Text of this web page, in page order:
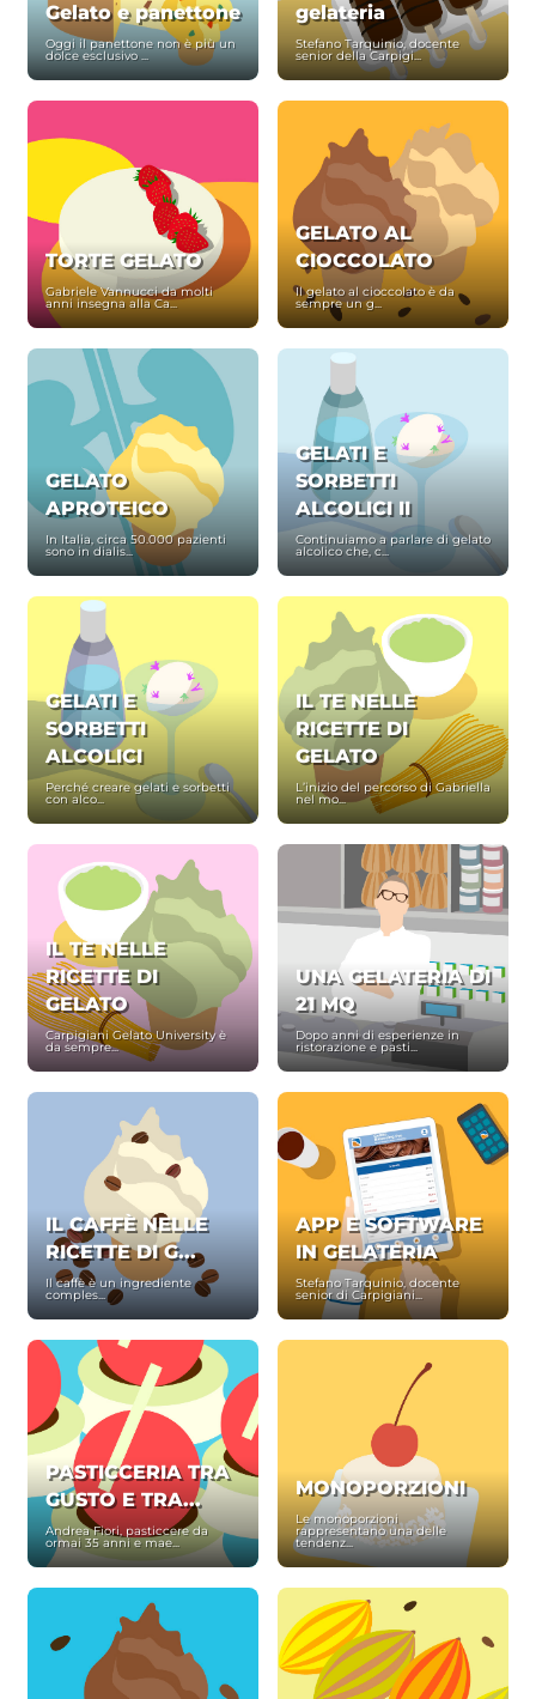
Gelato e panettone
Oggi il panettone non è più un
dolce esclusivo ...
gelateria
Stefano Tarquinio, docente
senior della Carpigi...
TORTE GELATO
Gabriele Vannucci da molti
anni insegna alla Ca...
GELATO AL
CIOCCOLATO
Il gelato al cioccolato è da
sempre un g...
GELATO
APROTEICO
In Italia, circa 50.000 pazienti
sono in dialis...
GELATI E
SORBETTI
ALCOLICI II
Continuiamo a parlare di gelato
alcolico che, c...
GELATI E
SORBETTI
ALCOLICI
Perché creare gelati e sorbetti
con alco...
IL TE NELLE
RICETTE DI
GELATO
L’inizio del percorso di Gabriella
nel mo...
IL TE NELLE
RICETTE DI
GELATO
Carpigiani Gelato University è
da sempre...
UNA GELATERIA DI
21 MQ
Dopo anni di esperienze in
ristorazione e pasti...
IL CAFFÈ NELLE
RICETTE DI G...
Il caffè è un ingrediente
comples...
APP E SOFTWARE
IN GELATERIA
Stefano Tarquinio, docente
senior di Carpigiani...
PASTICCERIA TRA
GUSTO E TRA...
Andrea Fiori, pasticcere da
ormai 35 anni e mae...
MONOPORZIONI
Le monoporzioni
rappresentano una delle
tendenz...